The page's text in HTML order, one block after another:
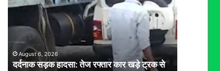
हादसा:
रफ्तार
ट्रकAugust 6, 2026
दर्दनाक सड़क हादसा: तेज रफ्तार कार खड़े ट्रक से